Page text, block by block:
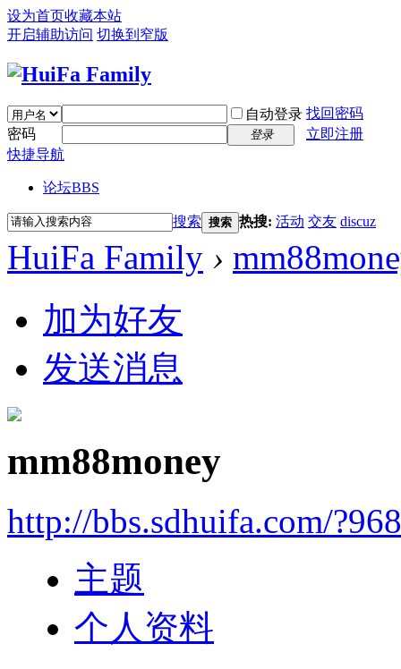
设为首页收藏本站
开启辅助访问 切换到窄版
自动登录 找回密码
密码
登录
立即注册
快捷导航
论坛BBS
搜索 搜索 热搜: 活动 交友 discuz
HuiFa Family ›
加为好友
发送消息
mm88money
http://bbs.sdhuifa.com/
主题
个人资料